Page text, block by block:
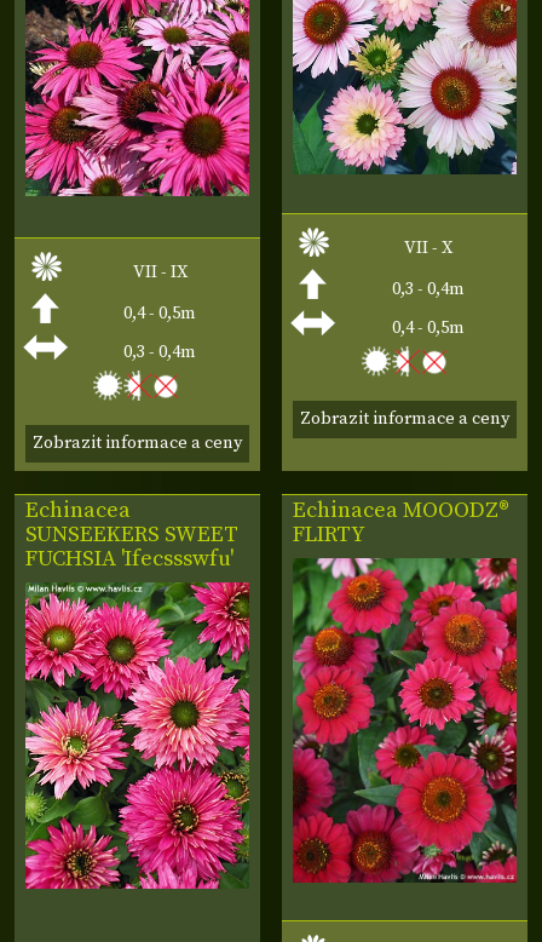
VII - IX
0,4 - 0,5m
0,3 - 0,4m
Zobrazit informace a ceny
VII - X
0,3 - 0,4m
0,4 - 0,5m
Zobrazit informace a ceny
Echinacea
SUNSEEKERS SWEET
FUCHSIA 'Ifecssswfu'
EchinaceaMOOODZ®
FLIRTY